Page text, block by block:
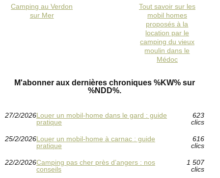
Camping au Verdon
sur Mer
Tout savoir sur les
mobil homes
proposés à la
location par le
camping du vieux
moulin dans le
Médoc
M'abonner aux dernières chroniques %KW% sur
%NDD%.
27/2/2026Louer un mobil-home dans le gard : guide
pratique
623
clics
25/2/2026Louer un mobil-home à carnac : guide
pratique
616
clics
22/2/2026Camping pas cher près d’angers : nos
conseils
1 507
clics